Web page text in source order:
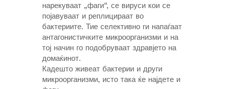
нарекуваат „фаги“, се вируси кои се
појавуваат и реплицираат во
бактериите. Тие селективно ги напаѓаат
антагонистичките микроорганизми и на
тој начин го подобруваат здравјето на
домаќинот.
Кадешто живеат бактерии и други
микроорганизми, исто така ќе најдете и